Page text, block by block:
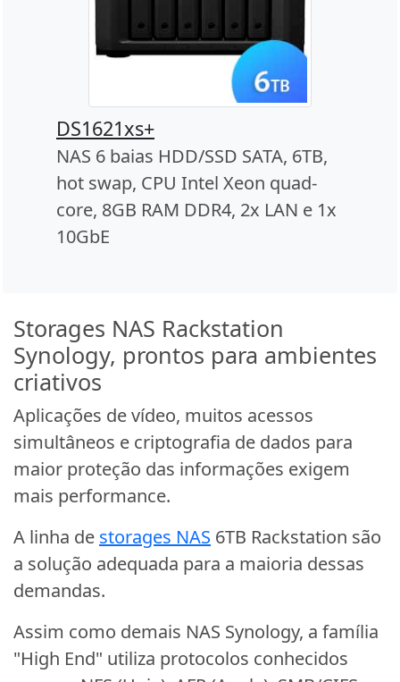
DS1621xs+
NAS 6 baias HDD/SSD SATA, 6TB,
hot swap, CPU Intel Xeon quad-
core, 8GB RAM DDR4, 2x LAN e 1x
10GbE
Storages NAS Rackstation
Synology, prontos para ambientes
criativos
Aplicações de vídeo, muitos acessos
simultâneos e criptografia de dados para
maior proteção das informações exigem
mais performance.
A linha de storages NAS 6TB Rackstation são
a solução adequada para a maioria dessas
demandas.
Assim como demais NAS Synology, a família
"High End" utiliza protocolos conhecidos